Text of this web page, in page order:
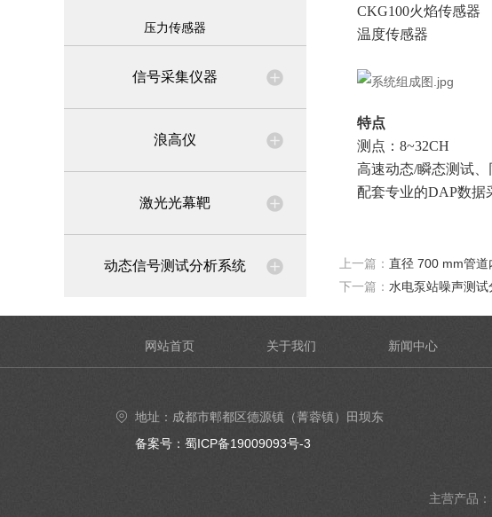
压力传感器
信号采集仪器
浪高仪
激光光幕靶
动态信号测试分析系统
CKG100火焰传感器
温度传感器
特点
测点：8~32CH
高速动态/瞬态测试
配套专业的DAP数据
上一篇： 直径 700 mm管
下一篇： 水电泵站噪声测
网站首页 关于我们 新闻中心
地址：成都市郫都区德源镇（菁蓉镇）田坝东
街6号4楼402号室
备案号：蜀ICP备19009093号-3
主营产品